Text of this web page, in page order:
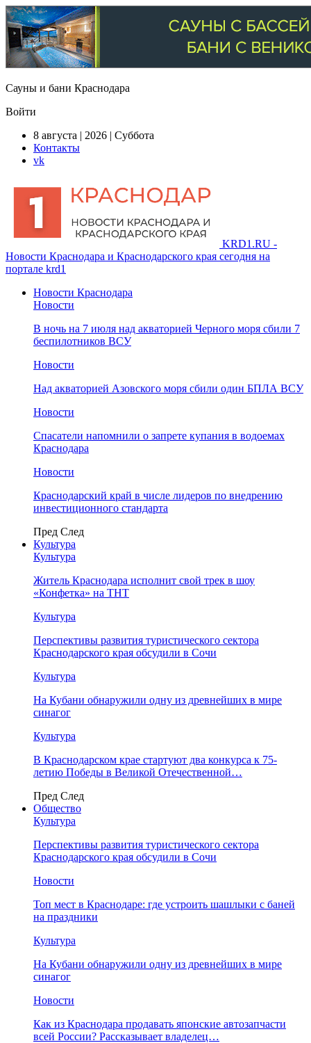
Сауны и бани Краснодара
Войти
8 августа | 2026 | Суббота
Контакты
vk
KRD1.RU -
Новости Краснодара и Краснодарского края сегодня на
портале krd1
Новости Краснодара
Новости
В ночь на 7 июля над акваторией Черного моря сбили 7
беспилотников ВСУ
Новости
Над акваторией Азовского моря сбили один БПЛА ВСУ
Новости
Спасатели напомнили о запрете купания в водоемах
Краснодара
Новости
Краснодарский край в числе лидеров по внедрению
инвестиционного стандарта
Пред След
Культура
Культура
Житель Краснодара исполнит свой трек в шоу
«Конфетка» на ТНТ
Культура
Перспективы развития туристического сектора
Краснодарского края обсудили в Сочи
Культура
На Кубани обнаружили одну из древнейших в мире
синагог
Культура
В Краснодарском крае стартуют два конкурса к 75-
летию Победы в Великой Отечественной…
Пред След
Общество
Культура
Перспективы развития туристического сектора
Краснодарского края обсудили в Сочи
Новости
Топ мест в Краснодаре: где устроить шашлыки с баней
на праздники
Культура
На Кубани обнаружили одну из древнейших в мире
синагог
Новости
Как из Краснодара продавать японские автозапчасти
всей России? Рассказывает владелец…